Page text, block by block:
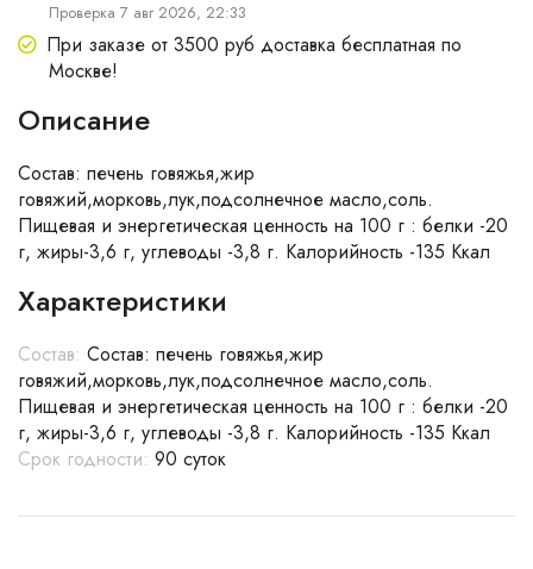
Проверка 7 авг 2026, 22:33
При заказе от 3500 руб доставка бесплатная по
Москве!
Описание
Состав: печень говяжья,жир
говяжий,морковь,лук,подсолнечное масло,соль.
Пищевая и энергетическая ценность на 100 г : белки -20
г, жиры-3,6 г, углеводы -3,8 г. Калорийность -135 Ккал
Характеристики
Состав: Состав: печень говяжья,жир
говяжий,морковь,лук,подсолнечное масло,соль.
Пищевая и энергетическая ценность на 100 г : белки -20
г, жиры-3,6 г, углеводы -3,8 г. Калорийность -135 Ккал
Срок годности: 90 суток